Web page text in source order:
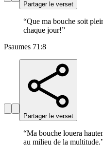
Partager le verset
“Que ma bouche soit
chaque jour!”
Psaumes 71:8
Partager le verset
“Ma bouche louera
au milieu de la multitude.